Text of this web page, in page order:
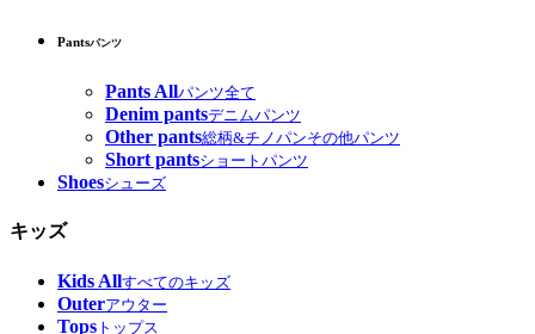
Pantsパンツ
Pants Allパンツ全て
Denim pantsデニムパンツ
Other pants総柄&チノパンその他パンツ
Short pantsショートパンツ
Shoesシューズ
キッズ
Kids Allすべてのキッズ
Outerアウター
Tops トップス